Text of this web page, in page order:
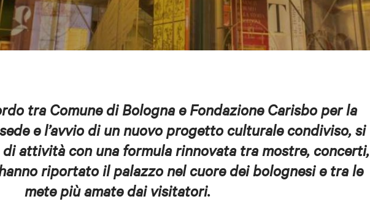
tra Comune di Bologna e Fondazione Carisbo per la
e l’avvio di un nuovo progetto culturale condiviso, si
attività con una formula rinnovata tra mostre, concerti,
riportato il palazzo nel cuore dei bolognesi e tra le
mete più amate dai visitatori.